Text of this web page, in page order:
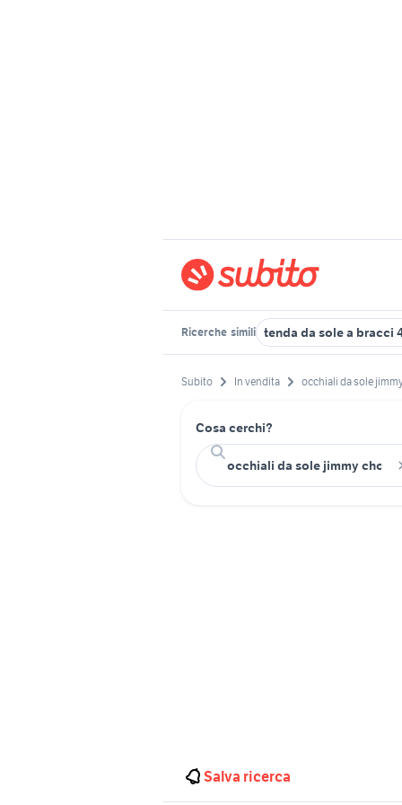
Ricerche simili tenda da sole a bracci
Subito In vendita occhiali da sole
Cosa cerchi?
Salva ricerca